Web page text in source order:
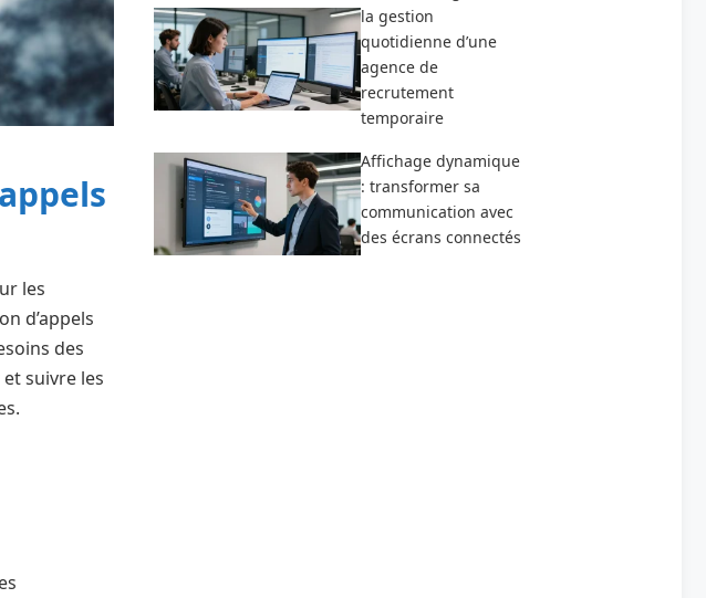
les
d’appels
des
suivre les
la gestion
quotidienne d’une
agence de
recrutement
temporaire
Affichage dynamique
: transformer sa
communication avec
des écrans connectés